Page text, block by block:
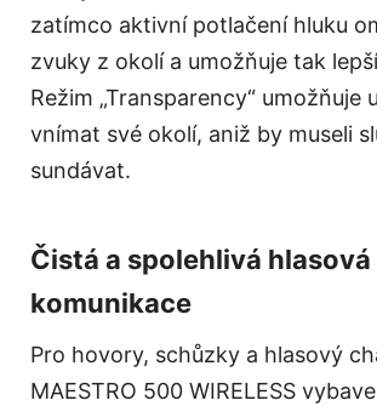
zatímco aktivní potlačení hluku
zvuky z okolí a umožňuje tak
Režim „Transparency“ umožňuje
vnímat své okolí, aniž by museli
sundávat.
Čistá a spolehlivá hlasová
komunikace
Pro hovory, schůzky a hlasový
MAESTRO 500 WIRELESS